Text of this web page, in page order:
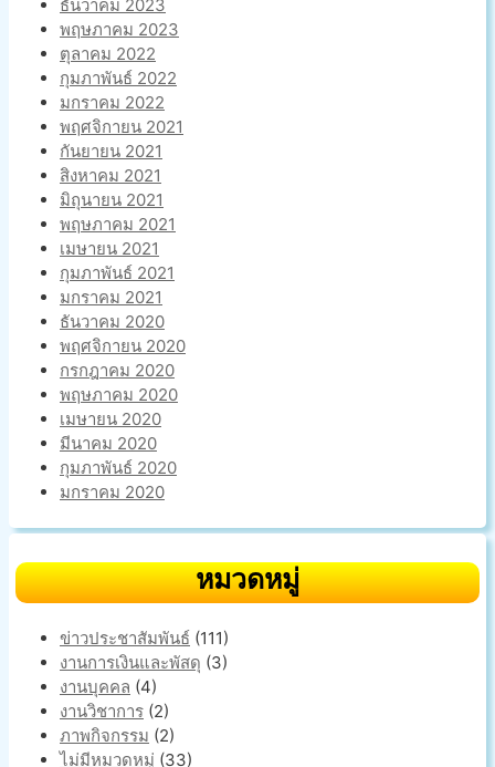
ธันวาคม 2023
พฤษภาคม 2023
ตุลาคม 2022
กุมภาพันธ์ 2022
มกราคม 2022
พฤศจิกายน 2021
กันยายน 2021
สิงหาคม 2021
มิถุนายน 2021
พฤษภาคม 2021
เมษายน 2021
กุมภาพันธ์ 2021
มกราคม 2021
ธันวาคม 2020
พฤศจิกายน 2020
กรกฎาคม 2020
พฤษภาคม 2020
เมษายน 2020
มีนาคม 2020
กุมภาพันธ์ 2020
มกราคม 2020
หมวดหมู่
ข่าวประชาสัมพันธ์ (111)
งานการเงินและพัสดุ (3)
งานบุคคล (4)
งานวิชาการ (2)
ภาพกิจกรรม (2)
ไม่มีหมวดหมู่ (33)